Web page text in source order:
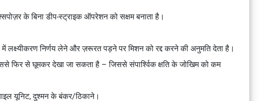
के बिना डीप-स्ट्राइक ऑपरेशन को सक्षम बनाता है।
लक्ष्यीकरण निर्णय लेने और ज़रूरत पड़ने पर मिशन को रद्द करने की अनुमति देता है।
फिर से घूमकर देखा जा सकता है – जिससे संपार्श्विक क्षति के जोखिम को कम
यूनिट, दुश्मन के बंकर/ठिकाने।